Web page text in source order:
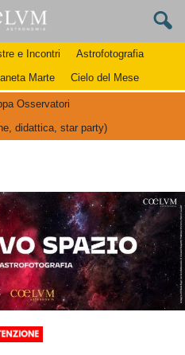
e Incontri
Astrofotografia
Marte Cielo del Mese
Osservatori
didattica, star party)